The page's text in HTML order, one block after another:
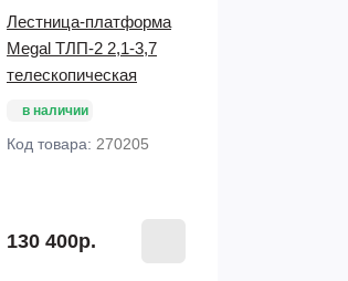
Лестница-платформа
Megal ТЛП-2 2,1-3,7
телескопическая
в наличии
Код товара: 270205
130 400р.